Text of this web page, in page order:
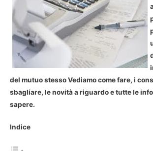
del mutuo stesso Vediamo come fare, i
sbagliare, le novità a riguardo e tutte le
sapere.
Indice